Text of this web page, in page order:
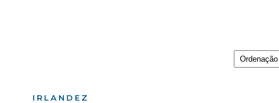
IRLANDEZ